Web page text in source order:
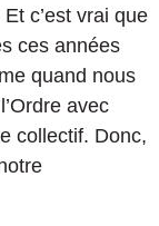
c’est vrai que
ces années
quand nous
avec
collectif. Donc,